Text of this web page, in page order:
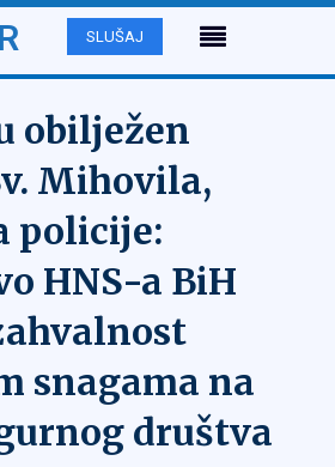
SLUŠAJ
obilježen
Mihovila,
policije:
HNS-a BiH
snagama na
društva